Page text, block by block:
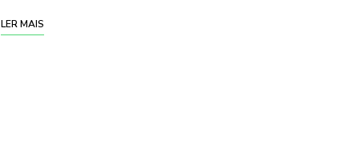
LER MAIS